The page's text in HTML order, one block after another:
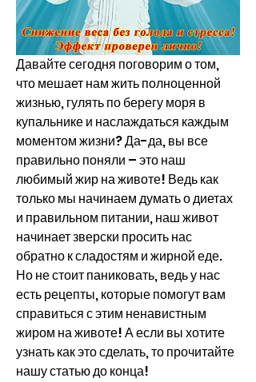
Давайте сегодня поговорим о том,
что мешает нам жить полноценной
жизнью, гулять по берегу моря в
купальнике и наслаждаться каждым
моментом жизни? Да-да, вы все
правильно поняли – это наш
любимый жир на животе! Ведь как
только мы начинаем думать о диетах
и правильном питании, наш живот
начинает зверски просить нас
обратно к сладостям и жирной еде.
Но не стоит паниковать, ведь у нас
есть рецепты, которые помогут вам
справиться с этим ненавистным
жиром на животе! А если вы хотите
узнать как это сделать, то прочитайте
нашу статью до конца!